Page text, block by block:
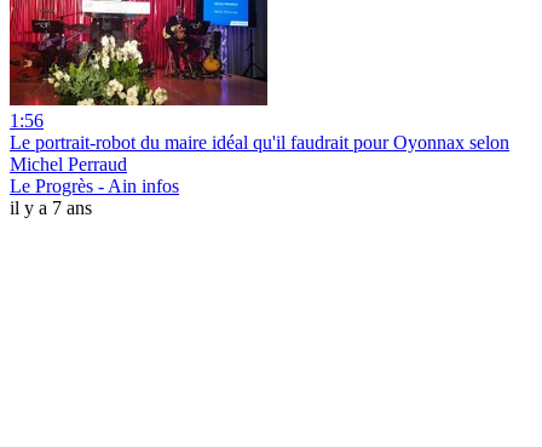
1:56
Le portrait-robot du maire idéal qu'il faudrait pour Oyonnax selon
Michel Perraud
Le Progrès - Ain infos
il y a 7 ans